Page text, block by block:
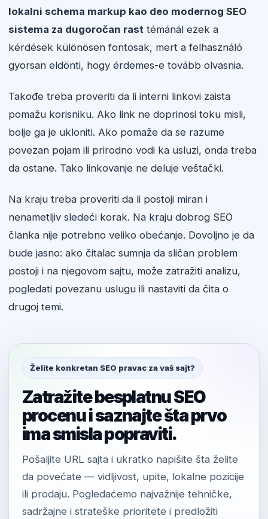
lokalni schema markup kao deo modernog SEO
sistema za dugoročan rast témánál ezek a
kérdések különösen fontosak, mert a felhasználó
gyorsan eldönti, hogy érdemes-e tovább olvasnia.
Takođe treba proveriti da li interni linkovi zaista
pomažu korisniku. Ako link ne doprinosi toku misli,
bolje ga je ukloniti. Ako pomaže da se razume
povezan pojam ili prirodno vodi ka usluzi, onda treba
da ostane. Tako linkovanje ne deluje veštački.
Na kraju treba proveriti da li postoji miran i
nenametljiv sledeći korak. Na kraju dobrog SEO
članka nije potrebno veliko obećanje. Dovoljno je da
bude jasno: ako čitalac sumnja da sličan problem
postoji i na njegovom sajtu, može zatražiti analizu,
pogledati povezanu uslugu ili nastaviti da čita o
drugoj temi.
Želite konkretan SEO pravac za vaš sajt?
Zatražite besplatnu SEO
procenu i saznajte šta prvo
ima smisla popraviti.
Pošaljite URL sajta i ukratko napišite šta želite
da povećate — vidljivost, upite, lokalne pozicije
ili prodaju. Pogledaćemo najvažnije tehničke,
sadržajne i strateške prioritete i predložiti